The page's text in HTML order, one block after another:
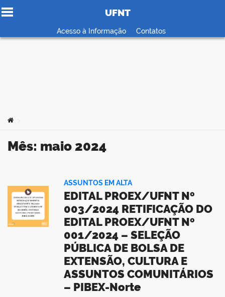
Ir para o conteúdo
UFNT
Acesso à Informação Contatos
Você está aqui:
Mês: maio 2024
ASSUNTOS EM ALTA
EDITAL PROEX/UFNT Nº
003/2024 RETIFICAÇÃO DO
EDITAL PROEX/UFNT Nº
001/2024 – SELEÇÃO
PÚBLICA DE BOLSA DE
EXTENSÃO, CULTURA E
ASSUNTOS COMUNITÁRIOS
– PIBEX-Norte